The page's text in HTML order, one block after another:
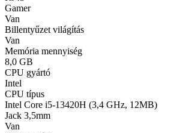
Gamer
Van
Billentyűzet világítás
Van
Memória mennyiség
8,0 GB
CPU gyártó
Intel
CPU típus
Intel Core i5-13420H (3,4 GHz, 12MB)
Jack 3,5mm
Van